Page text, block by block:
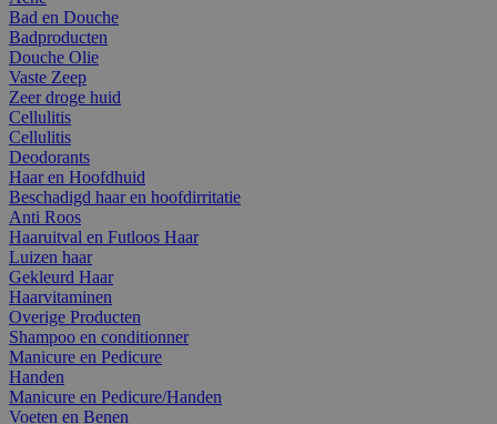
Bad en Douche
Badproducten
Douche Olie
Vaste Zeep
Zeer droge huid
Cellulitis
Cellulitis
Deodorants
Haar en Hoofdhuid
Beschadigd haar en hoofdirritatie
Anti Roos
Haaruitval en Futloos Haar
Luizen haar
Gekleurd Haar
Haarvitaminen
Overige Producten
Shampoo en conditionner
Manicure en Pedicure
Handen
Manicure en Pedicure/Handen
Voeten en Benen